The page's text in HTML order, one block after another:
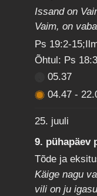
Issand on
Vaim, on
Ps 19:2-
Õhtul: Ps
05.37
04.47-
25. juuli
9. pühapäev
Tõde ja
Käige nagu
vili on ju